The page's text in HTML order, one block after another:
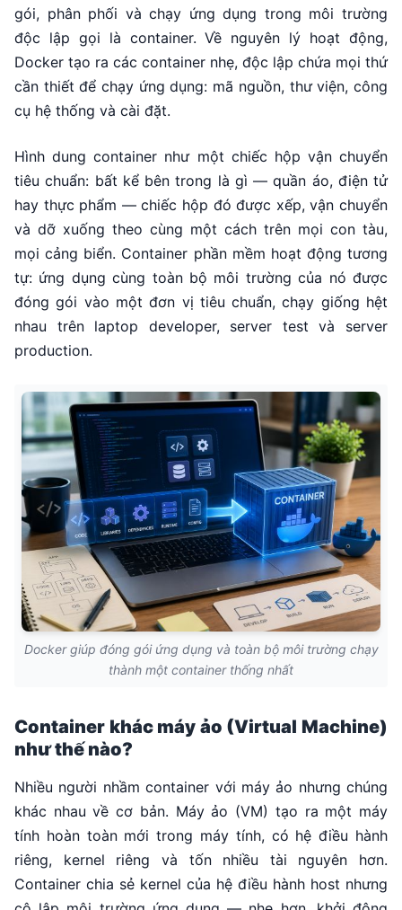
gói, phân phối và chạy ứng dụng trong môi trường
độc lập gọi là container. Về nguyên lý hoạt động,
Docker tạo ra các container nhẹ, độc lập chứa mọi thứ
cần thiết để chạy ứng dụng: mã nguồn, thư viện, công
cụ hệ thống và cài đặt.
Hình dung container như một chiếc hộp vận chuyển
tiêu chuẩn: bất kể bên trong là gì — quần áo, điện tử
hay thực phẩm — chiếc hộp đó được xếp, vận chuyển
và dỡ xuống theo cùng một cách trên mọi con tàu,
mọi cảng biển. Container phần mềm hoạt động tương
tự: ứng dụng cùng toàn bộ môi trường của nó được
đóng gói vào một đơn vị tiêu chuẩn, chạy giống hệt
nhau trên laptop developer, server test và server
production.
Docker giúp đóng gói ứng dụng và toàn bộ môi trường chạy
thành một container thống nhất
Container khác máy ảo (Virtual Machine)
như thế nào?
Nhiều người nhầm container với máy ảo nhưng chúng
khác nhau về cơ bản. Máy ảo (VM) tạo ra một máy
tính hoàn toàn mới trong máy tính, có hệ điều hành
riêng, kernel riêng và tốn nhiều tài nguyên hơn.
Container chia sẻ kernel của hệ điều hành host nhưng